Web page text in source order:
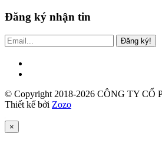
Đăng ký nhận tin
Đăng ký!
© Copyright 2018-2026 CÔNG TY
Thiết kế bởi Zozo
×